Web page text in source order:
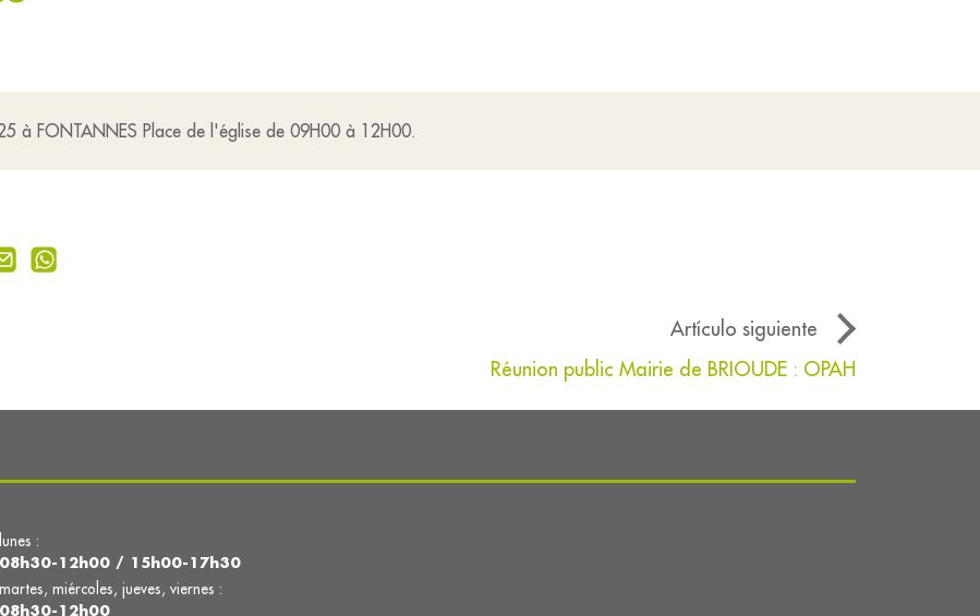
à FONTANNES Place de l'église de 09H00 à 12H00.
Artículo siguiente
Réunion public Mairie de BRIOUDE : OPAH
lunes :
08h30-12h00 / 15h00-17h30
martes, miércoles, jueves, viernes :
08h30-12h00